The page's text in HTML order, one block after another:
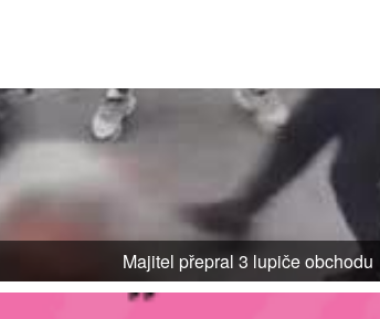
Majitel přepral 3 lupiče obchodu